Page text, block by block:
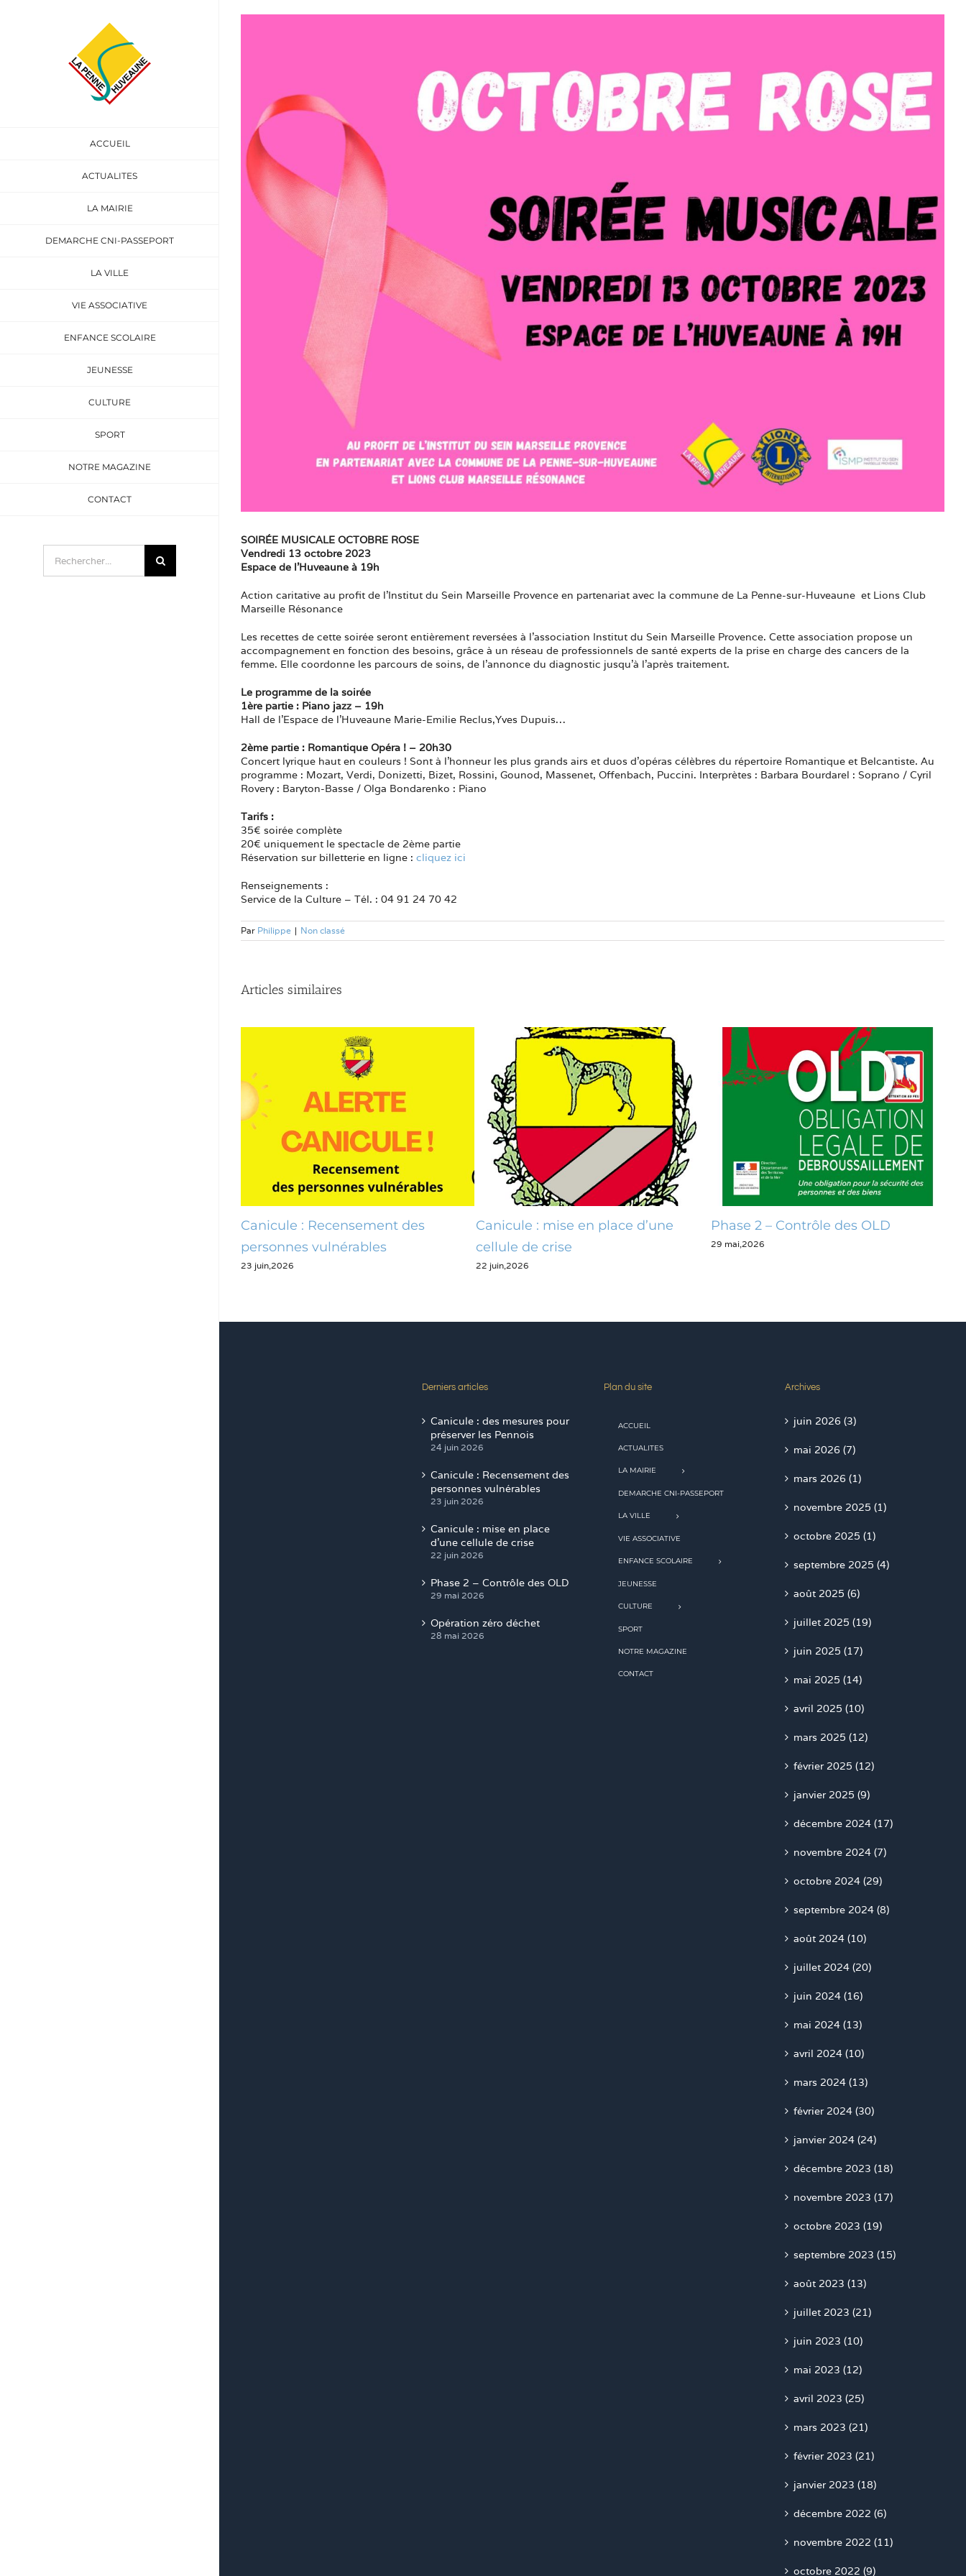
ACCUEIL
ACTUALITES
LA MAIRIE
DEMARCHE CNI-PASSEPORT
LA VILLE
VIE ASSOCIATIVE
ENFANCE SCOLAIRE
JEUNESSE
CULTURE
SPORT
NOTRE MAGAZINE
CONTACT
SOIRÉE MUSICALE OCTOBRE ROSE
Vendredi 13 octobre 2023
Espace de l’Huveaune à 19h
Action caritative au profit de l’Institut du Sein Marseille Provence en partenariat avec la commune de La Penne-sur-Huveaune et Lions Club
Marseille Résonance
Les recettes de cette soirée seront entièrement reversées à l’association Institut du Sein Marseille Provence. Cette association propose un
accompagnement en fonction des besoins, grâce à un réseau de professionnels de santé experts de la prise en charge des cancers de la
femme. Elle coordonne les parcours de soins, de l’annonce du diagnostic jusqu’à l’après traitement.
Le programme de la soirée
1ère partie : Piano jazz – 19h
Hall de l’Espace de l’Huveaune Marie-Emilie Reclus,Yves Dupuis…
2ème partie : Romantique Opéra ! – 20h30
Concert lyrique haut en couleurs ! Sont à l’honneur les plus grands airs et duos d’opéras célèbres du répertoire Romantique et Belcantiste. Au
programme : Mozart, Verdi, Donizetti, Bizet, Rossini, Gounod, Massenet, Offenbach, Puccini. Interprètes : Barbara Bourdarel : Soprano / Cyril
Rovery : Baryton-Basse / Olga Bondarenko : Piano
Tarifs :
35€ soirée complète
20€ uniquement le spectacle de 2ème partie
Réservation sur billetterie en ligne : cliquez ici
Renseignements :
Service de la Culture – Tél. : 04 91 24 70 42
Par Philippe | Non classé
Articles similaires
Canicule : Recensement des
personnes vulnérables
Canicule : mise en place d’une
cellule de crise
Phase 2 – Contrôle des OLD Opération
Derniers articles
Canicule : des mesures pour
préserver les Pennois
24 juin 2026
Canicule : Recensement des
personnes vulnérables
23 juin 2026
Canicule : mise en place
d’une cellule de crise
22 juin 2026
Phase 2 – Contrôle des OLD
29 mai 2026
Opération zéro déchet
28 mai 2026
Plan du site
ACCUEIL
ACTUALITES
LA MAIRIE
DEMARCHE CNI-PASSEPORT
LA VILLE
VIE ASSOCIATIVE
ENFANCE SCOLAIRE
JEUNESSE
CULTURE
SPORT
NOTRE MAGAZINE
CONTACT
Archives
juin 2026 (3)
mai 2026 (7)
mars 2026 (1)
novembre 2025 (1)
octobre 2025 (1)
septembre 2025 (4)
août 2025 (6)
juillet 2025 (19)
juin 2025 (17)
mai 2025 (14)
avril 2025 (10)
mars 2025 (12)
février 2025 (12)
janvier 2025 (9)
décembre 2024 (17)
novembre 2024 (7)
octobre 2024 (29)
septembre 2024 (8)
août 2024 (10)
juillet 2024 (20)
juin 2024 (16)
mai 2024 (13)
avril 2024 (10)
mars 2024 (13)
février 2024 (30)
janvier 2024 (24)
décembre 2023 (18)
novembre 2023 (17)
octobre 2023 (19)
septembre 2023 (15)
août 2023 (13)
juillet 2023 (21)
juin 2023 (10)
mai 2023 (12)
avril 2023 (25)
mars 2023 (21)
février 2023 (21)
janvier 2023 (18)
décembre 2022 (6)
novembre 2022 (11)
octobre 2022 (9)